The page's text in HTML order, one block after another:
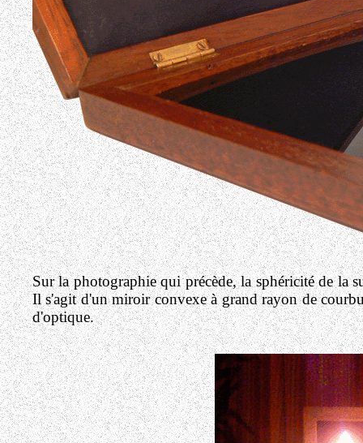
Sur la photographie qui précède, la sphéricité de la
Il s'agit d'un miroir convexe à grand rayon de
d'optique.